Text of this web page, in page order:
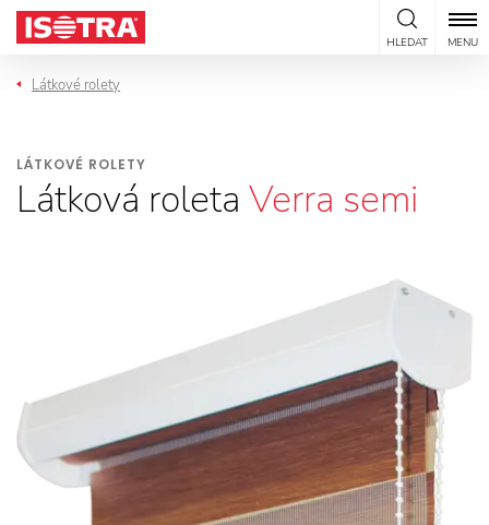
Přeskočit na obsah
HLEDAT MENU
Látkové rolety
LÁTKOVÉ ROLETY
Látková roleta Verra semi